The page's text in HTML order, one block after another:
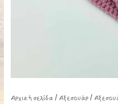
Αρχική σελίδα /Αξεσουάρ/